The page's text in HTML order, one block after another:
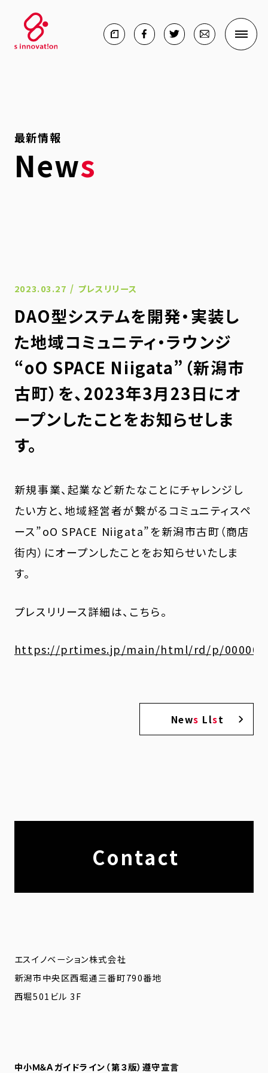
最新情報
News
2023.03.27 / プレスリリース
DAO型システムを開発・実装し
た地域コミュニティ・ラウンジ
“oO SPACE Niigata”（新潟市
古町）を、2023年3月23日にオ
ープンしたことをお知らせしま
す。
新規事業、起業など新たなことにチャレンジし
たい方と、地域経営者が繋がるコミュニティスペ
ース”oO SPACE Niigata”を新潟市古町（商店
街内）にオープンしたことをお知らせいたしま
す。
プレスリリース詳細は、こちら。
https://prtimes.jp/main/html/rd/p/
News Llst
Contact
エスイノベーション株式会社
新潟市中央区西堀通三番町790番地
西堀501ビル 3F
中小Ｍ＆Ａガイドライン（第３版）遵守宣言